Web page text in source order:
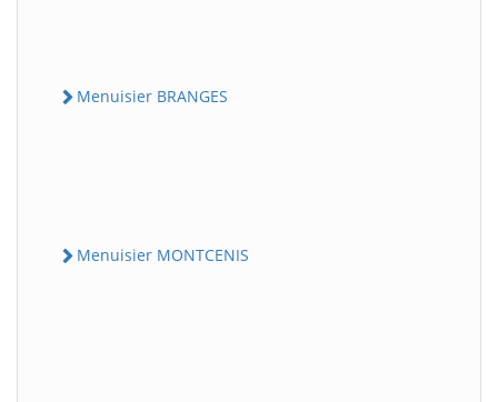
Menuisier BRANGES
Menuisier MONTCENIS